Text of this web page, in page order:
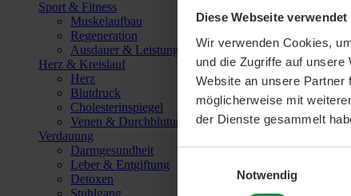
Diese Webseite
Wir verwenden Cookies,
und die Zugriffe auf
Website an unsere Partner
möglicherweise mit
der Dienste gesammelt
Notwendig
Sport & Fitness
Muskelaufbau
Regeneration
Ausdauer & Leistungssteigerung
Herz & Kreislauf
Herz
Blutdruck
Cholesterinspiegel
Venen & Durchblutung
Verdauung
Darmgesundheit
Leber & Entgiftung
Detoxen
Stuhlgang